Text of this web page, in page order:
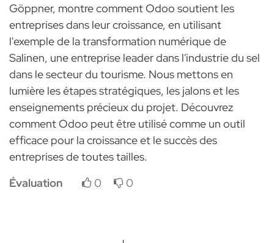
Göppner, montre comment Odoo soutient les
entreprises dans leur croissance, en utilisant
l'exemple de la transformation numérique de
Salinen, une entreprise leader dans l'industrie du sel
dans le secteur du tourisme. Nous mettons en
lumière les étapes stratégiques, les jalons et les
enseignements précieux du projet. Découvrez
comment Odoo peut être utilisé comme un outil
efficace pour la croissance et le succès des
entreprises de toutes tailles.
Évaluation
0 0